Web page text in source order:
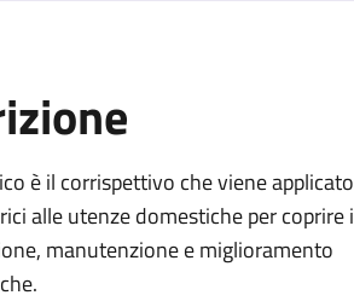
è il corrispettivo che viene applicato
alle utenze domestiche per coprire i
manutenzione e miglioramento